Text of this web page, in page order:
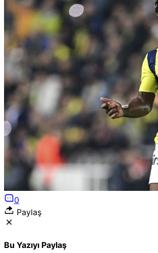
0
Paylaş
Bu Yazıyı Paylaş